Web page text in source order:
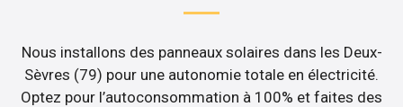
Nous installons des panneaux solaires dans les Deux-
Sèvres (79) pour une autonomie totale en électricité.
Optez pour l’autoconsommation à 100% et faites des